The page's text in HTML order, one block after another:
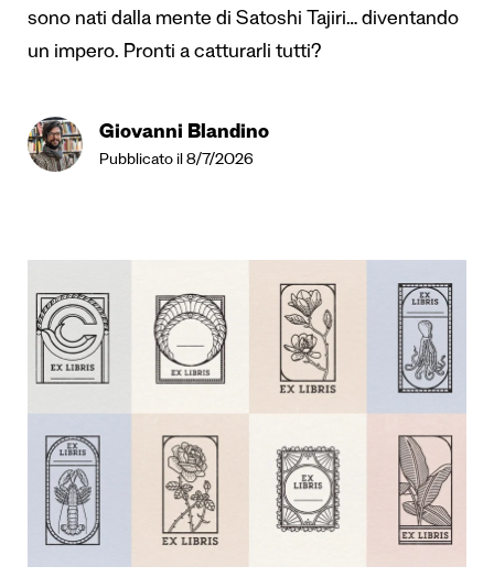
sono nati dalla mente di Satoshi Tajiri… diventando
un impero. Pronti a catturarli tutti?
Giovanni Blandino
Pubblicato il 8/7/2026